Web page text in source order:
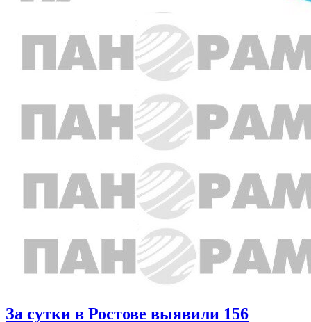
За сутки в Ростове выявили 156